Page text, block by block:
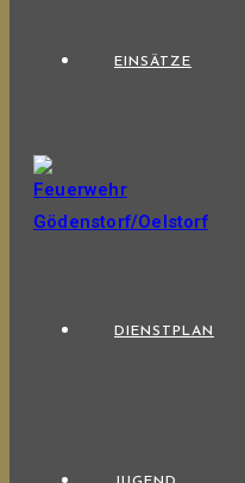
EINSÄTZE
DIENSTPLAN